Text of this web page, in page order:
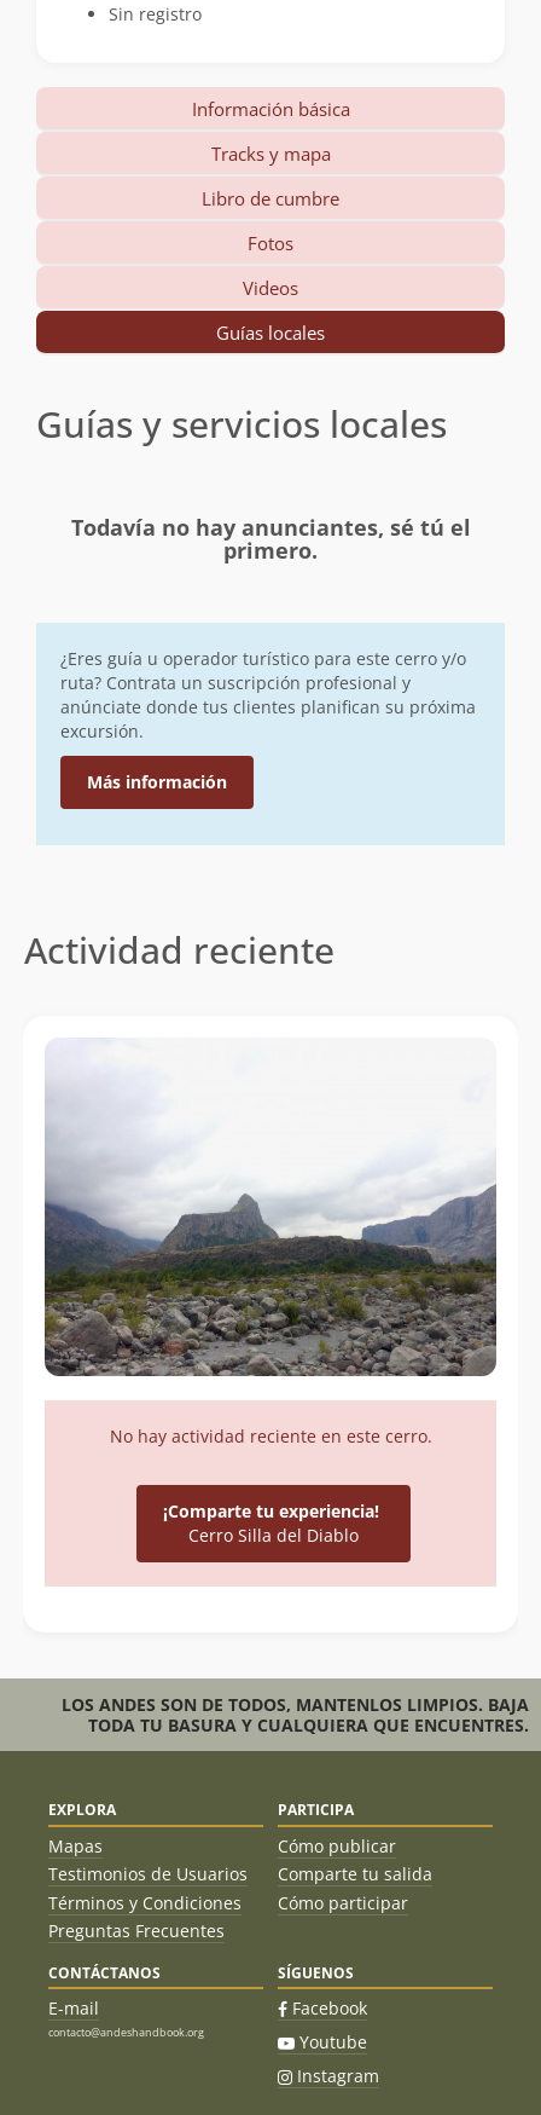
Sin registro
Información básica
Tracks y mapa
Libro de cumbre
Fotos
Videos
Guías locales
Guías y servicios locales
Todavía no hay anunciantes, sé tú el
primero.
¿Eres guía u operador turístico para este cerro y/o
ruta? Contrata un suscripción profesional y
anúnciate donde tus clientes planifican su próxima
excursión.
Más información
Actividad reciente
No hay actividad reciente en este cerro.
¡Comparte tu experiencia!
Cerro Silla del Diablo
LOS ANDES SON DE TODOS, MANTENLOS LIMPIOS. BAJA
TODA TU BASURA Y CUALQUIERA QUE ENCUENTRES.
EXPLORA
Mapas
Testimonios de Usuarios
Términos y Condiciones
Preguntas Frecuentes
PARTICIPA
Cómo publicar
Comparte tu salida
Cómo participar
CONTÁCTANOS
E-mail
contacto@andeshandbook.org
SÍGUENOS
Facebook
Youtube
Instagram